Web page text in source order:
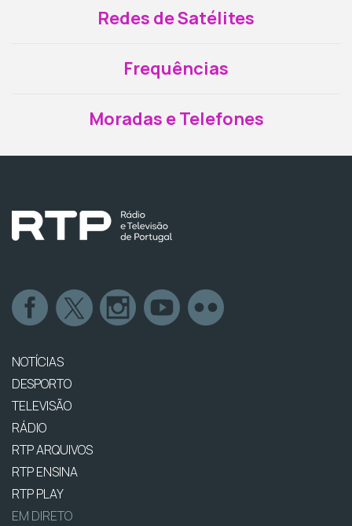
Redes de Satélites
Frequências
Moradas e Telefones
NOTÍCIAS
DESPORTO
TELEVISÃO
RÁDIO
RTP ARQUIVOS
RTP ENSINA
RTP PLAY
EM DIRETO